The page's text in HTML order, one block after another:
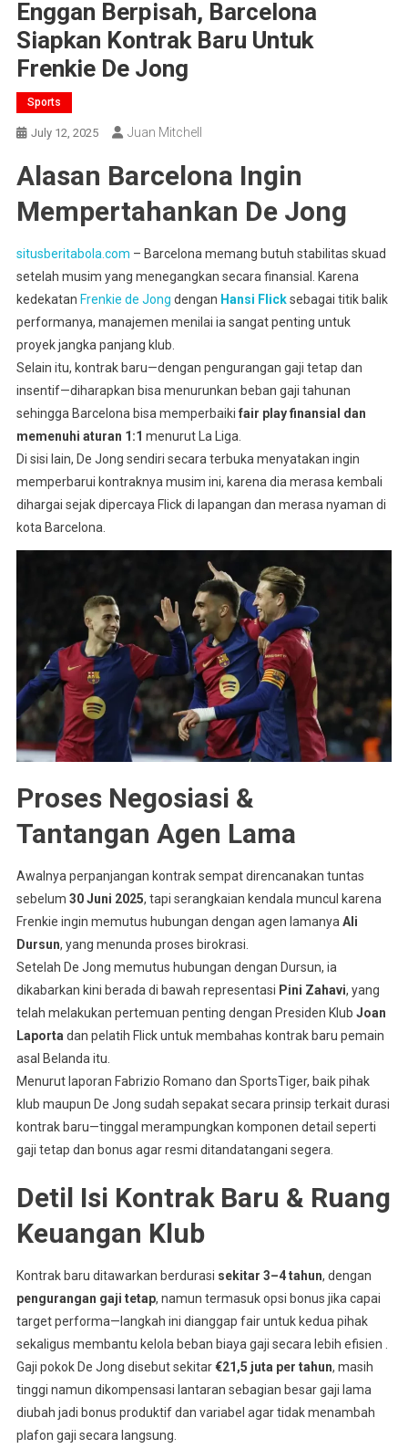
Enggan Berpisah, Barcelona
Siapkan Kontrak Baru Untuk
Frenkie De Jong
Sports
July 12, 2025 Juan Mitchell
Alasan Barcelona Ingin
Mempertahankan De Jong
situsberitabola.com – Barcelona memang butuh stabilitas skuad
setelah musim yang menegangkan secara finansial. Karena
kedekatan Frenkie de Jong dengan Hansi Flicksebagai titik balik
performanya, manajemen menilai ia sangat penting untuk
proyek jangka panjang klub
Selain itu, kontrak baru—dengan pengurangan gaji tetap dan
insentif—diharapkan bisa menurunkan beban gaji tahunan
sehingga Barcelona bisa memperbaiki fair play finansial dan
memenuhi aturan 1:1 menurut La Liga
Di sisi lain, De Jong sendiri secara terbuka menyatakan ingin
memperbarui kontraknya musim ini, karena dia merasa kembali
dihargai sejak dipercaya Flick di lapangan dan merasa nyaman di
kota Barcelona
Proses Negosiasi &
Tantangan Agen Lama
Awalnya perpanjangan kontrak sempat direncanakan tuntas
sebelum 30 Juni 2025, tapi serangkaian kendala muncul karena
Frenkie ingin memutus hubungan dengan agen lamanya Ali
Dursun, yang menunda proses birokrasi
Setelah De Jong memutus hubungan dengan Dursun, ia
dikabarkan kini berada di bawah representasi Pini Zahavi, yang
telah melakukan pertemuan penting dengan Presiden Klub Joan
Laporta dan pelatih Flick untuk membahas kontrak baru pemain
asal Belanda itu
Menurut laporan Fabrizio Romano dan SportsTiger, baik pihak
klub maupun De Jong sudah sepakat secara prinsip terkait durasi
kontrak baru—tinggal merampungkan komponen detail seperti
gaji tetap dan bonus agar resmi ditandatangani segera
Detil Isi Kontrak Baru & Ruang
Keuangan Klub
Kontrak baru ditawarkan berdurasi sekitar 3–4 tahun, dengan
pengurangan gaji tetap, namun termasuk opsi bonus jika capai
target performa—langkah ini dianggap fair untuk kedua pihak
sekaligus membantu kelola beban biaya gaji secara lebih efisien
Gaji pokok De Jong disebut sekitar€21,5 juta per tahun, masih
tinggi namun dikompensasi lantaran sebagian besar gaji lama
diubah jadi bonus produktif dan variabel agar tidak menambah
plafon gaji secara langsung